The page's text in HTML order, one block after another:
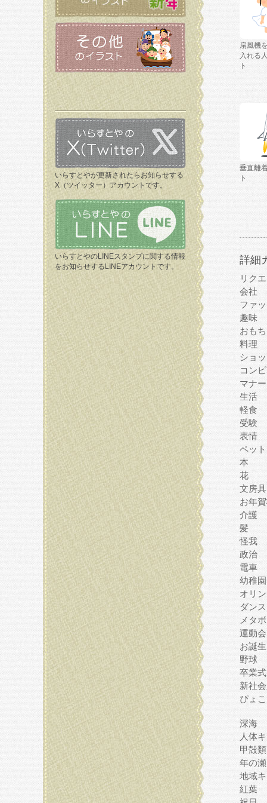
いらすとやが更新されたらお知らせする
X（ツイッター）アカウントです。
いらすとやのLINEスタンプに関する情報
をお知らせするLINEアカウントです。
扇風機
入れる
ト
垂直離
ト
詳細
リク
会社
ファ
趣味
おも
料理
ショ
コン
マナー
生活
軽食
受験
表情
ペット
本
花
文房具
お年
介護
髪
怪我
政治
電車
幼稚園
オリ
ダンス
メタ
運動会
お誕
野球
卒業式
新社
ぴょこ
深海
人体
甲殻類
年の瀬
地域
紅葉